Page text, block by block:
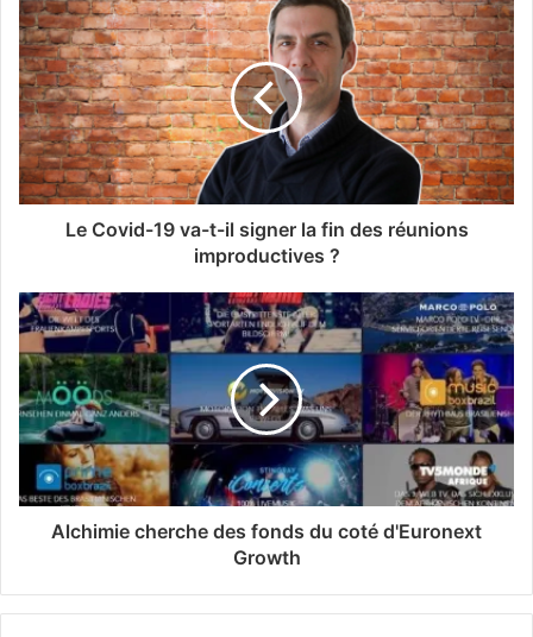
Le Covid-19 va-t-il signer la fin des réunions
improductives ?
Alchimie cherche des fonds du coté d'Euronext
Growth